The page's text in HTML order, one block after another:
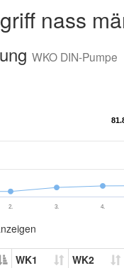
nass
WKO DIN-Pumpe
2. 3. 4.
WK1 WK2